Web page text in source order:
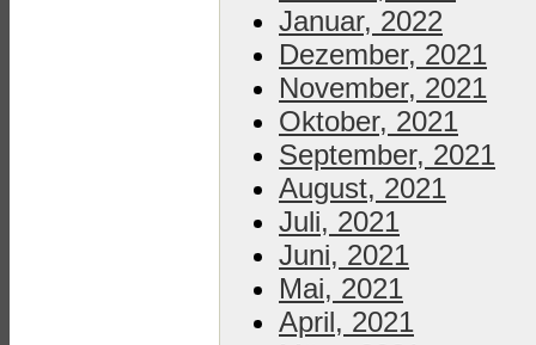
Januar, 2022
Dezember, 2021
November, 2021
Oktober, 2021
September, 2021
August, 2021
Juli, 2021
Juni, 2021
Mai, 2021
April, 2021